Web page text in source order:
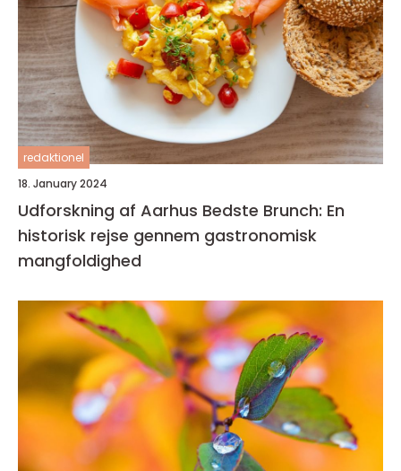
redaktionel
18. January 2024
Udforskning af Aarhus Bedste Brunch: En
historisk rejse gennem gastronomisk
mangfoldighed